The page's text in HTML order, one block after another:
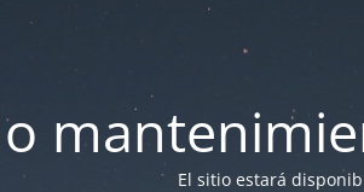
El sitio estará